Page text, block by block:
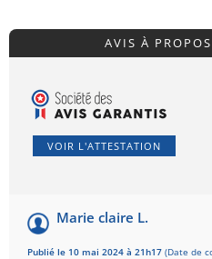
AVIS À
VOIR L'ATTESTATION
Marie claire L.
Publié le 10 mai 2024 à 21h17 (Date de